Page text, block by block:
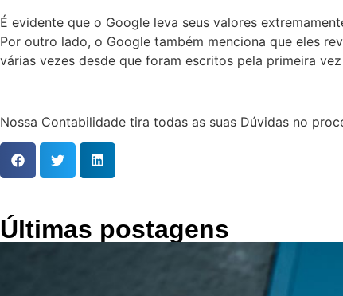
É evidente que o Google leva seus valores
Por outro lado, o Google também menciona que eles
várias vezes desde que foram escritos pela primeira
Nossa Contabilidade tira todas as suas Dúvidas no
Últimas postagens